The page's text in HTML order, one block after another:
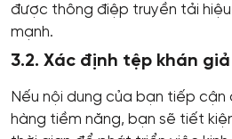
được thông điệp truyền tải
mạnh.
3.2. Xác định tệp khán
Nếu nội dung của bạn tiếp cận
hàng tiềm năng, bạn sẽ tiết